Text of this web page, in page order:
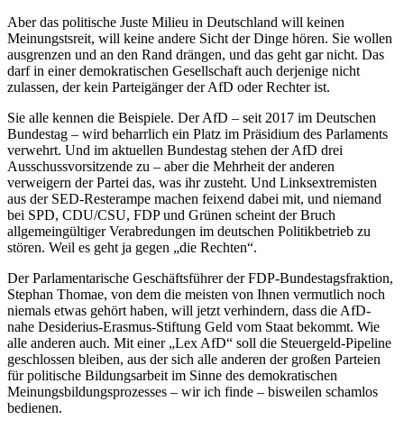
Aber das politische Juste Milieu in Deutschland will keinen
Meinungstsreit, will keine andere Sicht der Dinge hören. Sie wollen
ausgrenzen und an den Rand drängen, und das geht gar nicht. Das
darf in einer demokratischen Gesellschaft auch derjenige nicht
zulassen, der kein Parteigänger der AfD oder Rechter ist.
Sie alle kennen die Beispiele. Der AfD – seit 2017 im Deutschen
Bundestag – wird beharrlich ein Platz im Präsidium des Parlaments
verwehrt. Und im aktuellen Bundestag stehen der AfD drei
Ausschussvorsitzende zu – aber die Mehrheit der anderen
verweigern der Partei das, was ihr zusteht. Und Linksextremisten
aus der SED-Resterampe machen feixend dabei mit, und niemand
bei SPD, CDU/CSU, FDP und Grünen scheint der Bruch
allgemeingültiger Verabredungen im deutschen Politikbetrieb zu
stören. Weil es geht ja gegen „die Rechten“.
Der Parlamentarische Geschäftsführer der FDP-Bundestagsfraktion,
Stephan Thomae, von dem die meisten von Ihnen vermutlich noch
niemals etwas gehört haben, will jetzt verhindern, dass die AfD-
nahe Desiderius-Erasmus-Stiftung Geld vom Staat bekommt. Wie
alle anderen auch. Mit einer „Lex AfD“ soll die Steuergeld-Pipeline
geschlossen bleiben, aus der sich alle anderen der großen Parteien
für politische Bildungsarbeit im Sinne des demokratischen
Meinungsbildungsprozesses – wir ich finde – bisweilen schamlos
bedienen.